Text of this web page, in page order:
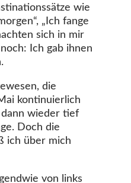
wie
„Ich fange
sich in mir
Ich gab ihnen
die
kontinuierlich
wieder tief
Doch die
ich über mich
von links